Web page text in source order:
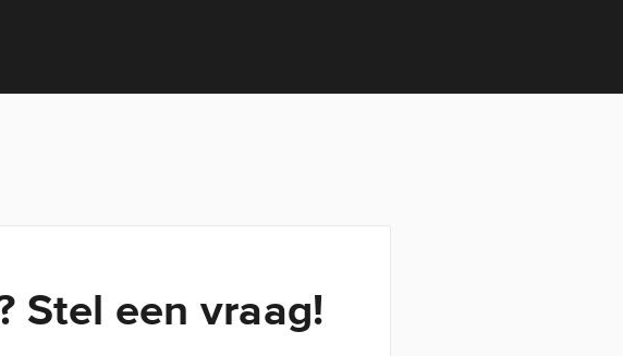
Stel een vraag!